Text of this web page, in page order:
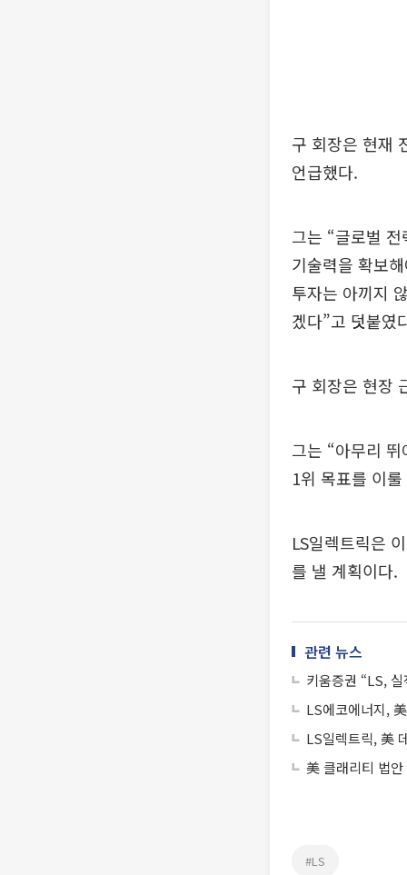
구 회장은 현재
언급했다.
그는 “글로벌
기술력을 확보
투자는 아끼지
겠다”고 덧붙였
구 회장은 현장
그는 “아무리
1위 목표를 이
LS일렉트릭은
를 낼 계획이다.
관련 뉴스
키움증권 “LS,
LS에코에너지,
LS일렉트릭, 美
美 클래리티 법
#LS